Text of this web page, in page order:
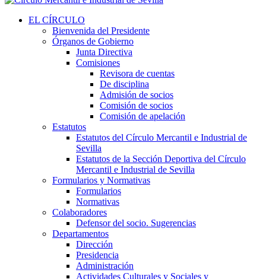
EL CÍRCULO
Bienvenida del Presidente
Órganos de Gobierno
Junta Directiva
Comisiones
Revisora de cuentas
De disciplina
Admisión de socios
Comisión de socios
Comisión de apelación
Estatutos
Estatutos del Círculo Mercantil e Industrial de
Sevilla
Estatutos de la Sección Deportiva del Círculo
Mercantil e Industrial de Sevilla
Formularios y Normativas
Formularios
Normativas
Colaboradores
Defensor del socio. Sugerencias
Departamentos
Dirección
Presidencia
Administración
Actividades Culturales y Sociales y